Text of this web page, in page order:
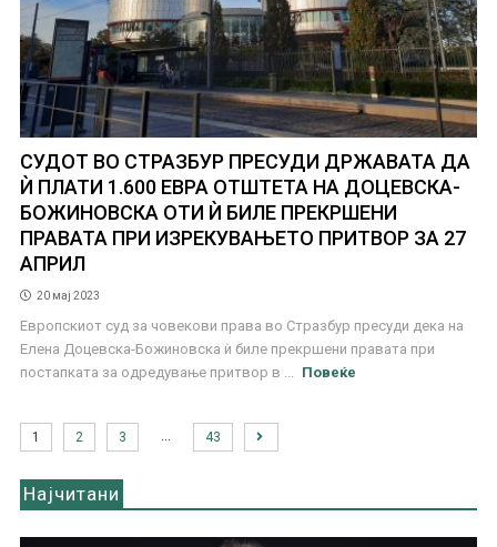
СУДОТ ВО СТРАЗБУР ПРЕСУДИ ДРЖАВАТА ДА
Ѝ ПЛАТИ 1.600 ЕВРА ОТШТЕТА НА ДОЦЕВСКА-
БОЖИНОВСКА ОТИ Ѝ БИЛЕ ПРЕКРШЕНИ
ПРАВАТА ПРИ ИЗРЕКУВАЊЕТО ПРИТВОР ЗА 27
АПРИЛ
20 мај 2023
Европскиот суд за човекови права во Стразбур пресуди дека на
Елена Доцевска-Божиновска ѝ биле прекршени правата при
постапката за одредување притвор в ...
Повеќе
1 2 3 43
Најчитани